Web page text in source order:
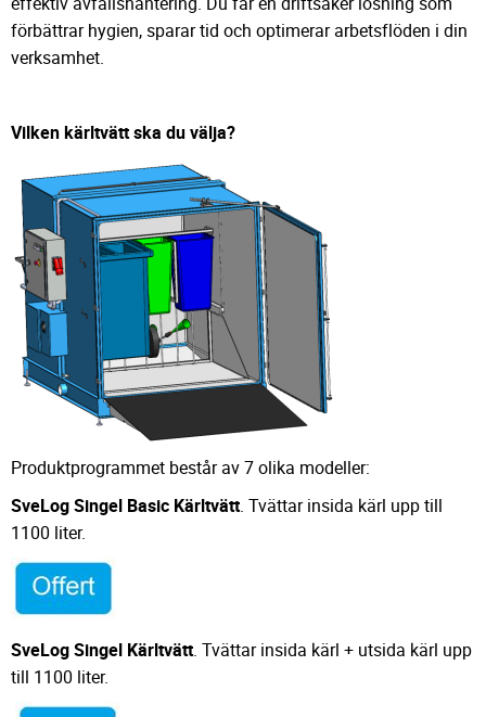
förbättrar hygien, sparar tid och optimerar arbetsflöden i din
verksamhet.
Vilken kärltvätt ska du välja?
Produktprogrammet består av 7 olika modeller:
SveLog Singel Basic Kärltvätt. Tvättar insida kärl upp till
1100 liter.
SveLog Singel Kärltvätt. Tvättar insida kärl + utsida kärl upp
till 1100 liter.